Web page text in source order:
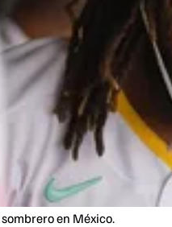
en México.